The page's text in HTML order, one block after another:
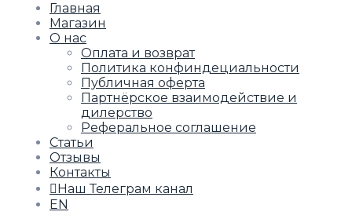
Главная
Магазин
О нас
Оплата и возврат
Политика конфиндециальности
Публичная оферта
Партнёрское взаимодействие и
дилерство
Реферальное соглашение
Статьи
Отзывы
Контакты
Наш Телеграм канал
EN